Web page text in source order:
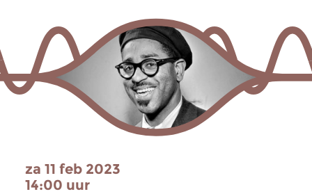
za 11 feb 2023
14:00 uur